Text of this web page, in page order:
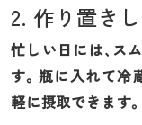
2. 作り置き
忙しい日には、ス
す。瓶に入れて冷
軽に摂取できます。